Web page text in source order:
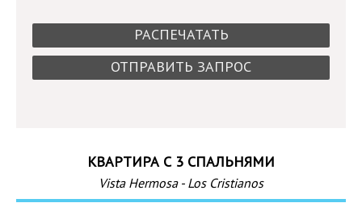
РАСПЕЧАТАТЬ
ОТПРАВИТЬ ЗАПРОС
КВАРТИРА С 3 СПАЛЬНЯМИ
Vista Hermosa - Los Cristianos